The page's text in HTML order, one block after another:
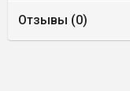
Отзывы (0)